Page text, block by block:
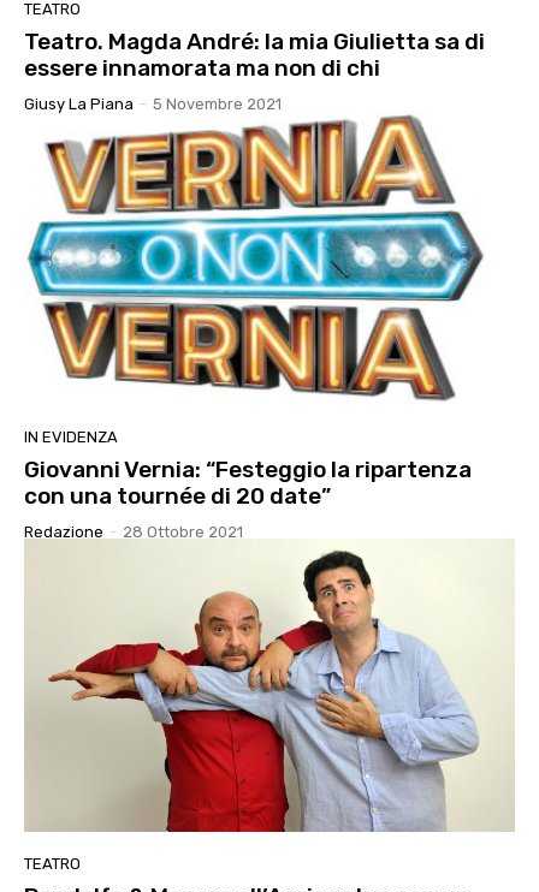
TEATRO
Teatro. Magda André: la mia Giulietta sa di
essere innamorata ma non di chi
Giusy La Piana - 5 Novembre 2021
IN EVIDENZA
Giovanni Vernia: “Festeggio la ripartenza
con una tournée di 20 date”
Redazione - 28 Ottobre 2021
TEATRO